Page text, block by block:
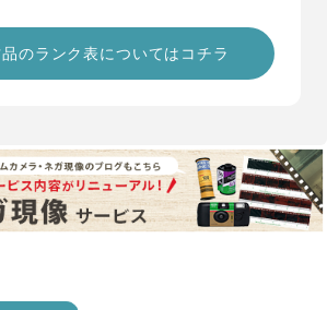
のランク表についてはコチラ